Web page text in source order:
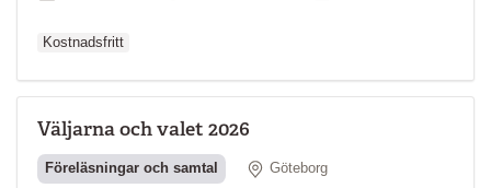
Kostnadsfritt
Väljarna och valet 2026
Föreläsningar och samtal Plats
Göteborg